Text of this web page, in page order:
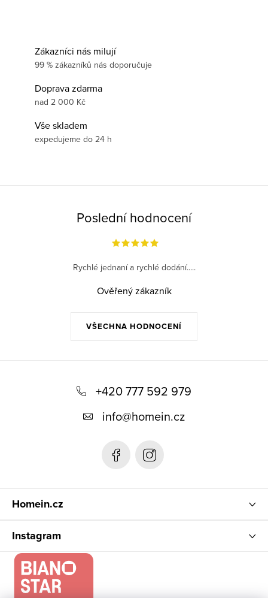
Zákazníci nás milují
99 % zákazníků nás doporučuje
Doprava zdarma
nad 2 000 Kč
Vše skladem
expedujeme do 24 h
Poslední hodnocení
VŠECHNA HODNOCENÍ
Rychlé jednaní a rychlé dodání.....
Ověřený zákazník
+420 777 592 979
info@homein.cz
Homein.cz
Instagram